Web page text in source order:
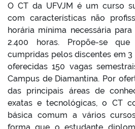
O CT da UFVJM é um curso
com características não
horária mínima necessária
2.400 horas. Propõe-se
cumpridas pelos discentes em 3
oferecidas 150 vagas
Campus de Diamantina. Por
das principais áreas de
exatas e tecnológicas, o CT
básica comum a vários